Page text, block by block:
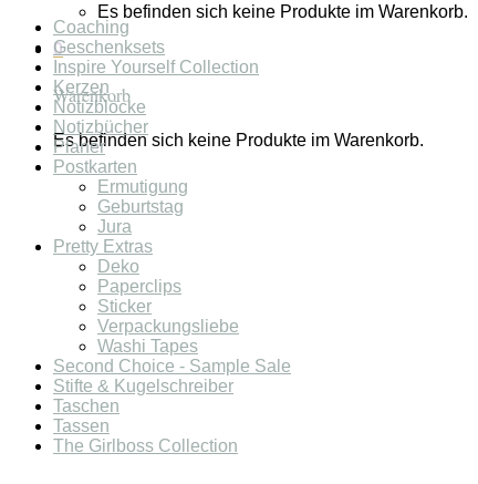
Es befinden sich keine Produkte im Warenkorb.
0
Warenkorb
Es befinden sich keine Produkte im Warenkorb.
Coaching
Geschenksets
Inspire Yourself Collection
Kerzen
Notizblöcke
Notizbücher
Planer
Postkarten
Ermutigung
Geburtstag
Jura
Pretty Extras
Deko
Paperclips
Sticker
Verpackungsliebe
Washi Tapes
Second Choice - Sample Sale
Stifte & Kugelschreiber
Taschen
Tassen
The Girlboss Collection